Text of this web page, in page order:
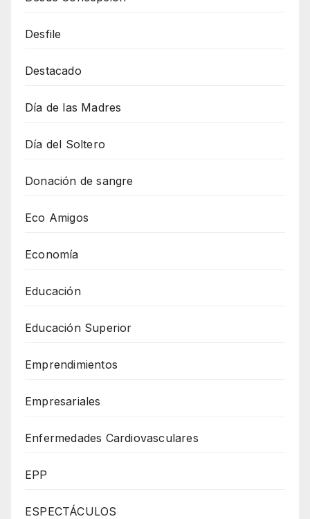
Desfile
Destacado
Día de las Madres
Día del Soltero
Donación de sangre
Eco Amigos
Economía
Educación
Educación Superior
Emprendimientos
Empresariales
Enfermedades Cardiovasculares
EPP
ESPECTÁCULOS